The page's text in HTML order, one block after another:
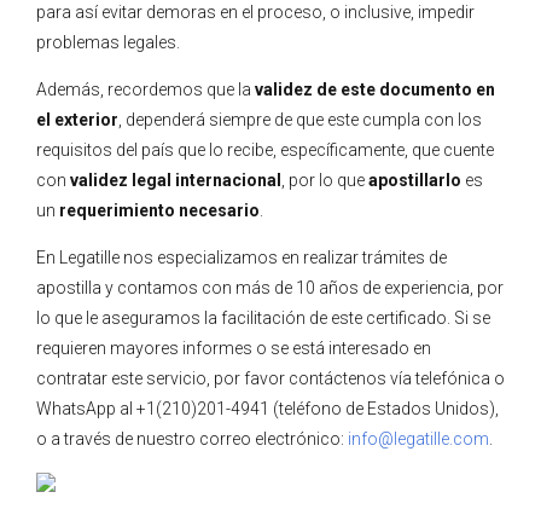
para así evitar demoras en el proceso, o inclusive, impedir
problemas legales.
Además, recordemos que la validez de este documento en
el exterior , dependerá siempre de que este cumpla con los
requisitos del país que lo recibe, específicamente, que cuente
con validez legal internacional , por lo queapostillarlo es
un requerimiento necesario
En Legatille nos especializamos en realizar trámites de
apostilla y contamos con más de 10 años de experiencia, por
lo que le aseguramos la facilitación de este certificado. Si se
requieren mayores informes o se está interesado en
contratar este servicio, por favor contáctenos vía telefónica o
WhatsApp al +1(210)201-4941 (teléfono de Estados Unidos),
o a través de nuestro correo electrónico: info@legatille.com